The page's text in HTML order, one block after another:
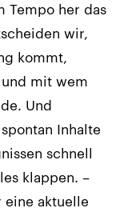
Tempo her das
wir,
kommt,
mit wem
Und
Inhalte
schnell
klappen. –
eine aktuelle